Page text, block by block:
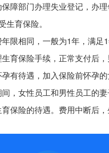
障部门办理失业登记，办理
育保险。
限相同，一般为1年，满
育保险手续，正常支付后，
有待遇，加入保险前怀孕
，女性员工和男性员工的
保险的待遇。费用中断后，